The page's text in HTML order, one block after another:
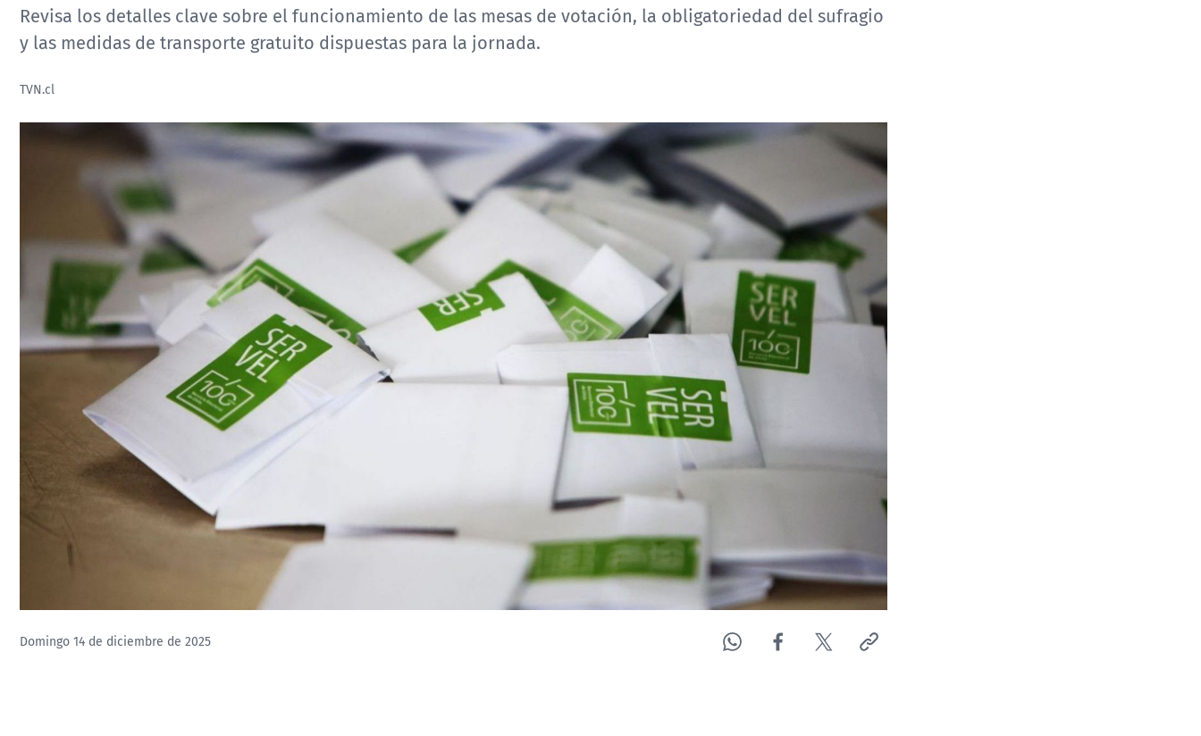
Revisa los detalles clave sobre el funcionamiento de las mesas de votación, la obligatoriedad del sufragio
y las medidas de transporte gratuito dispuestas para la jornada.
TVN.cl
Domingo 14 de diciembre de 2025